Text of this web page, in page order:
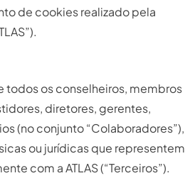
de cookies realizado pela
todos os conselheiros, membros
diretores, gerentes,
(no conjunto “Colaboradores”),
ou jurídicas que representem
com a ATLAS (“Terceiros”).